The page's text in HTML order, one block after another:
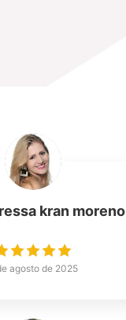
kran moreno
agosto de 2025